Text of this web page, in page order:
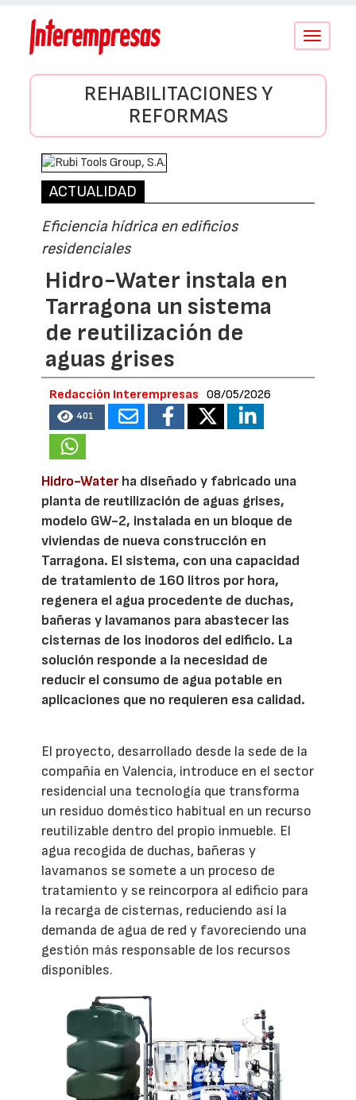
Conmutar
REHABILITACIONES Y
REFORMAS
ACTUALIDAD
Eficiencia hídrica en edificios
residenciales
Hidro-Water instala en
Tarragona un sistema
de reutilización de
aguas grises
Redacción Interempresas 08/05/2026
401
Hidro-Waterha diseñado y fabricado una
planta de reutilización de aguas grises,
modelo GW-2, instalada en un bloque de
viviendas de nueva construcción en
Tarragona. El sistema, con una capacidad
de tratamiento de 160 litros por hora,
regenera el agua procedente de duchas,
bañeras y lavamanos para abastecer las
cisternas de los inodoros del edificio. La
solución responde a la necesidad de
reducir el consumo de agua potable en
aplicaciones que no requieren esa calidad.
El proyecto, desarrollado desde la sede de la
compañía en Valencia, introduce en el sector
residencial una tecnología que transforma
un residuo doméstico habitual en un recurso
reutilizable dentro del propio inmueble. El
agua recogida de duchas, bañeras y
lavamanos se somete a un proceso de
tratamiento y se reincorpora al edificio para
la recarga de cisternas, reduciendo así la
demanda de agua de red y favoreciendo una
gestión más responsable de los recursos
disponibles.